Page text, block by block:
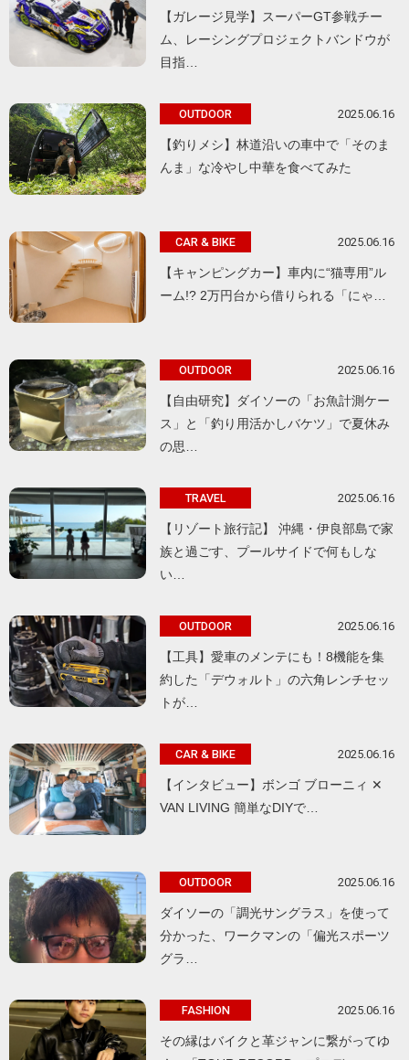
【ガレージ見学】スーパーGT参戦チー
ム、レーシングプロジェクトバンドウが
目指…
OUTDOOR 2025.06.16
【釣りメシ】林道沿いの車中で「そのま
んま」な冷やし中華を食べてみた
CAR & BIKE 2025.06.16
【キャンピングカー】車内に“猫専用”ル
ーム!? 2万円台から借りられる「にゃ…
OUTDOOR 2025.06.16
【自由研究】ダイソーの「お魚計測ケー
ス」と「釣り用活かしバケツ」で夏休み
の思…
TRAVEL 2025.06.16
【リゾート旅行記】 沖縄・伊良部島で家
族と過ごす、プールサイドで何もしな
い…
OUTDOOR 2025.06.16
【工具】愛車のメンテにも！8機能を集
約した「デウォルト」の六角レンチセッ
トが…
CAR & BIKE 2025.06.16
【インタビュー】ボンゴ ブローニィ ✕
VAN LIVING 簡単なDIYで…
OUTDOOR 2025.06.16
ダイソーの「調光サングラス」を使って
分かった、ワークマンの「偏光スポーツ
グラ…
FASHION 2025.06.16
その縁はバイクと革ジャンに繋がってゆ